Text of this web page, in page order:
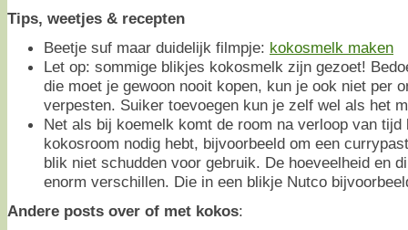
Tips, weetjes & recepten
Beetje suf maar duidelijk filmpje: kokosmelk maken
Let op: sommige blikjes kokosmelk zijn gezoet!
die moet je gewoon nooit kopen, kun je ook niet per
verpesten. Suiker toevoegen kun je zelf wel als het
Net als bij koemelk komt de room na verloop van
kokosroom nodig hebt, bijvoorbeeld om een
blik niet schudden voor gebruik. De hoeveelheid en
enorm verschillen. Die in een blikje Nutco
Andere posts over of met kokos: